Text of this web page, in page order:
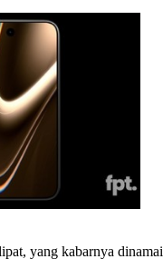
yang kabarnya dinamai